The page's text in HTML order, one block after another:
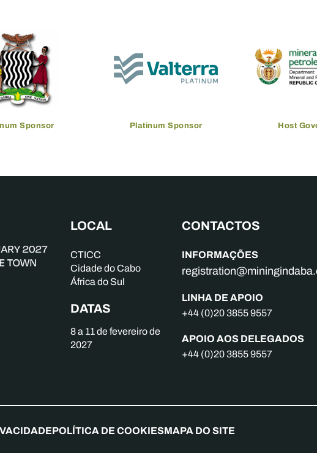
Sponsor Platinum Sponsor Host
LOCAL
CTICC
Cidade do Cabo
África do Sul
DATAS
8 a 11 de fevereiro de
2027
CONTACTOS
INFORMAÇÕES
LINHA DE APOIO
+44 (0)20 3855 9557
APOIO AOS DELEGADOS
+44 (0)20 3855 9557
POLÍTICA DE COOKIESMAPA DO SITE